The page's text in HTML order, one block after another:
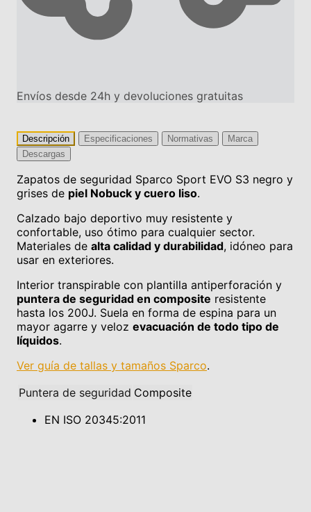
Envíos desde 24h y devoluciones gratuitas
Descripción Especificaciones Normativas
Marca
Descargas
Zapatos de seguridad Sparco Sport EVO S3 negro y
grises de piel Nobuck y cuero liso.
Calzado bajo deportivo muy resistente y
confortable, uso ótimo para cualquier sector.
Materiales de alta calidad y durabilidad, idóneo para
usar en exteriores.
Interior transpirable con plantilla antiperforación y
puntera de seguridad en composite resistente
hasta los 200J. Suela en forma de espina para un
mayor agarre y veloz evacuación de todo tipo de
líquidos.
Ver guía de tallas y tamaños Sparco.
Puntera de seguridad Composite
EN ISO 20345:2011